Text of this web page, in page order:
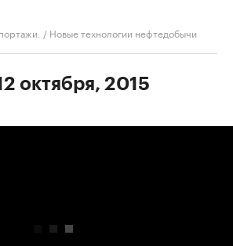
/ Новые технологии нефтедобычи
октября, 2015